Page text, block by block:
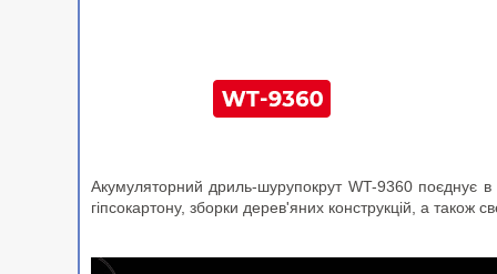
Акумуляторний дриль-шурупокрут WT-9360 поєднує
гіпсокартону, зборки дерев'яних конструкцій, а також